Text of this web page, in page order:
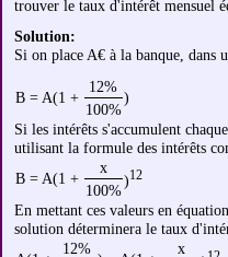
trouver le taux d'intérêt mensuel
Solution:
Si on place A€ à la banque, dans
B = A(1 +
12%
)
100%
Si les intérêts s'accumulent
utilisant la formule des intérêts
B = A(1 +
x
)12
100%
En mettant ces valeurs en
solution déterminera le taux
12% x